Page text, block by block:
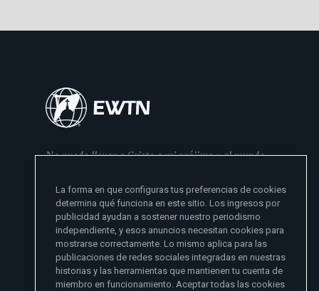
No puedo llevar a Cristo a mi prójimo y al mundo
- Madre Angelica
La forma en que configuras tus preferencias de cookies
determina qué funciona en este sitio. Los ingresos por
publicidad ayudan a sostener nuestro periodismo
independiente, y esos anuncios necesitan cookies para
mostrarse correctamente. Lo mismo aplica para las
publicaciones de redes sociales integradas en nuestras
historias y las herramientas que mantienen tu cuenta de
miembro en funcionamiento. Aceptar todas las cookies